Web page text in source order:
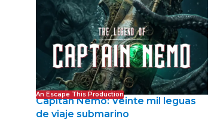
An Escape This Production
Capitán Nemo: Veinte mil leguas
de viaje submarino